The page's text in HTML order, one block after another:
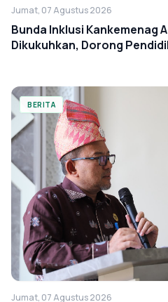
Jumat, 07 Agustus 2026
Bunda Inklusi Kankemenag
Dikukuhkan, Dorong
BERITA
Jumat, 07 Agustus 2026